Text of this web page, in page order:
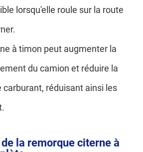
lorsqu'elle roule sur la route
à timon peut augmenter la
du camion et réduire la
réduisant ainsi les
la remorque citerne à